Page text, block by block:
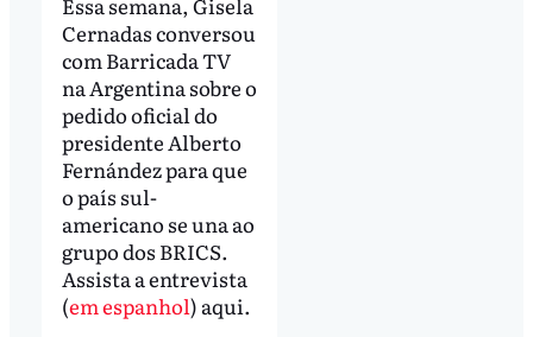
Cernadas conversou
com Barricada TV
na Argentina sobre o
pedido oficial do
presidente Alberto
Fernández para que
o país sul-
americano se una ao
grupo dos BRICS.
Assista a entrevista
(em espanhol) aqui.